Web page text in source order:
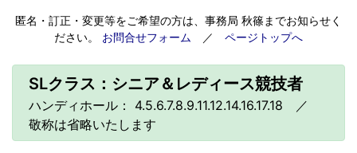
匿名・訂正・変更等をご希望の方は、事務局 秋篠までお知らせく
ださい。 お問合せフォーム ／ ページトップへ
SLクラス：シニア＆レディース競技者
ハンディホール： 4.5.6.7.8.9.11.12.14.16.17.18 ／
敬称は省略いたします